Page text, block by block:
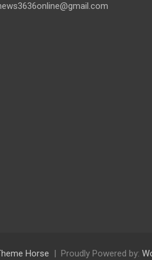
Horse Proudly Powered by: